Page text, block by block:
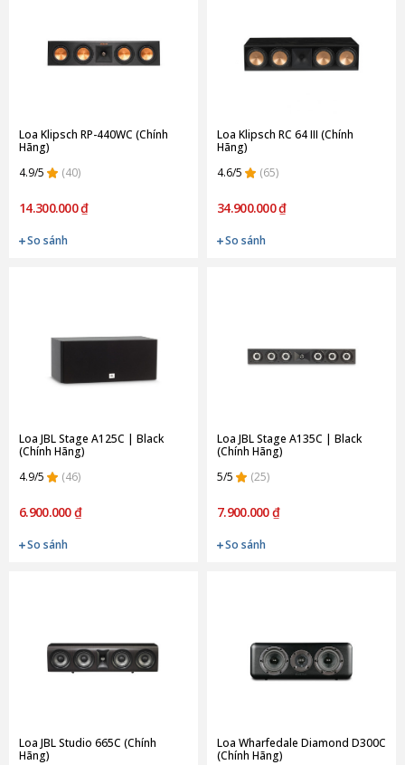
Loa Klipsch RP-440WC (Chính
Hãng)
4.9/5
(40)
14.300.000 ₫
So sánh
Loa Klipsch RC 64 III (Chính
Hãng)
4.6/5
(65)
34.900.000 ₫
So sánh
Loa JBL Stage A125C | Black
(Chính Hãng)
4.9/5
(46)
6.900.000 ₫
So sánh
Loa JBL Stage A135C | Black
(Chính Hãng)
5/5
(25)
7.900.000 ₫
So sánh
Loa JBL Studio 665C (Chính
Hãng)
Loa Wharfedale Diamond D300C
(Chính Hãng)